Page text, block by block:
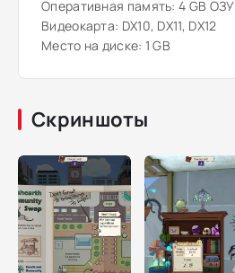
Оперативная память: 4 GB ОЗУ
Видеокарта: DX10, DX11, DX12
Место на диске: 1 GB
Скриншоты